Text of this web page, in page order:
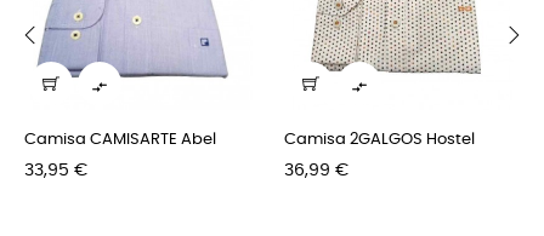

Camisa CAMISARTE Abel
Precio
33,95 €

Camisa 2GALGOS Hostel
Precio
36,99 €